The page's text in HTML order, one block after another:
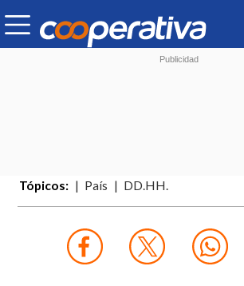
Tópicos: País DD.HH.